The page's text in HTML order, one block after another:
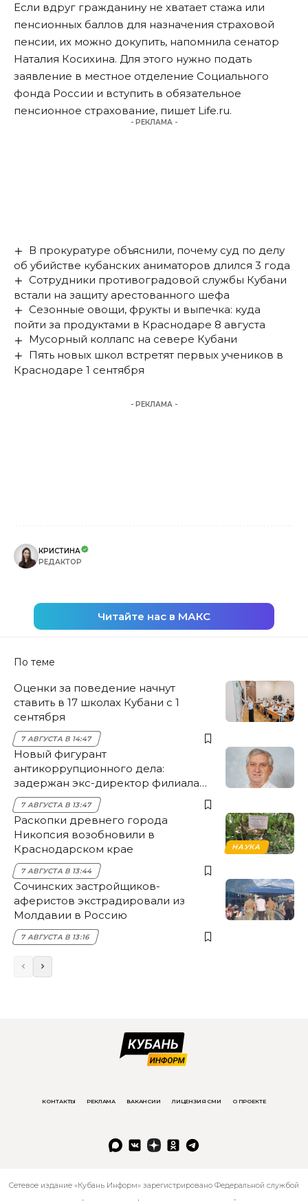
Если вдруг гражданину не хватает стажа или
пенсионных баллов для назначения страховой
пенсии, их можно докупить, напомнила сенатор
Наталия Косихина. Для этого нужно подать
заявление в местное отделение Социального
фонда России и вступить в обязательное
пенсионное страхование, пишет Life.ru.
- РЕКЛАМА -
В прокуратуре объяснили, почему суд по делу
об убийстве кубанских аниматоров длился 3 года
Сотрудники противоградовой службы Кубани
встали на защиту арестованного шефа
Сезонные овощи, фрукты и выпечка: куда
пойти за продуктами в Краснодаре 8 августа
Мусорный коллапс на севере Кубани
Пять новых школ встретят первых учеников в
Краснодаре 1 сентября
- РЕКЛАМА -
КРИСТИНА
РЕДАКТОР
Читайте нас в МАКС
По теме
Оценки за поведение начнут
ставить в 17 школах Кубани с 1
сентября
7 АВГУСТА В 14:47
Новый фигурант
антикоррупционного дела:
задержан экс-директор филиала
НЭСК Крымска
7 АВГУСТА В 13:47
НАУКА
Раскопки древнего города
Никопсия возобновили в
Краснодарском крае
7 АВГУСТА В 13:44
Сочинских застройщиков-
аферистов экстрадировали из
Молдавии в Россию
7 АВГУСТА В 13:16
КОНТАКТЫ РЕКЛАМА ВАКАНСИИ ЛИЦЕНЗИЯ СМИ О ПРОЕКТЕ
Сетевое издание «Кубань Информ» зарегистрировано Федеральной службой